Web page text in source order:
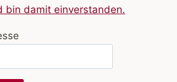
bin damit einverstanden.